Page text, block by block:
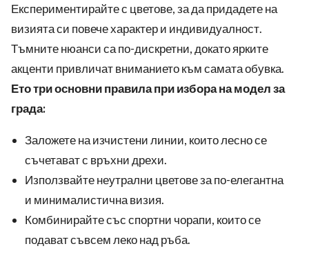
Експериментирайте с цветове, за да придадете на
визията си повече характер и индивидуалност.
Тъмните нюанси са по-дискретни, докато ярките
акценти привличат вниманието към самата обувка.
Ето три основни правила при избора на модел за
града:
Заложете на изчистени линии, които лесно се
съчетават с връхни дрехи.
Използвайте неутрални цветове за по-елегантна
и минималистична визия.
Комбинирайте със спортни чорапи, които се
подават съвсем леко над ръба.